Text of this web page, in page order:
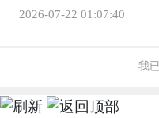
美兴乡
2026-07-22 01:07:40
-我